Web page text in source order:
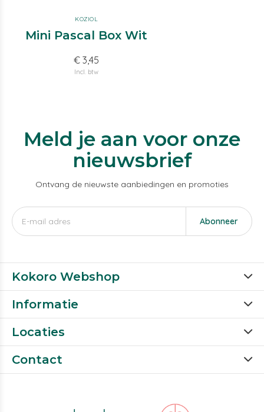
KOZIOL
Mini Pascal Box Wit
€ 3,45
Incl. btw
Meld je aan voor onze
nieuwsbrief
Ontvang de nieuwste aanbiedingen en promoties
Abonneer
Kokoro Webshop
Informatie
Locaties
Contact